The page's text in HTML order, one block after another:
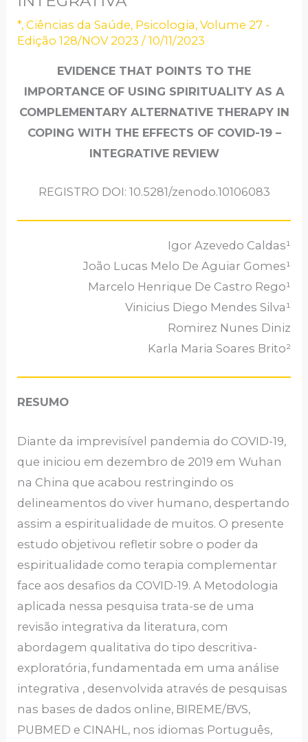
*,Ciências da Saúde, Psicologia,Volume 27 -
Edição 128/NOV 2023 /10/11/2023
EVIDENCE THAT POINTS TO THE
IMPORTANCE OF USING SPIRITUALITY AS A
COMPLEMENTARY ALTERNATIVE THERAPY IN
COPING WITH THE EFFECTS OF COVID-19 –
INTEGRATIVE REVIEW
REGISTRO DOI: 10.5281/zenodo.10106083
Igor Azevedo Caldas¹
João Lucas Melo De Aguiar Gomes¹
Marcelo Henrique De Castro Rego¹
Vinicius Diego Mendes Silva¹
Romirez Nunes Diniz
Karla Maria Soares Brito²
RESUMO
Diante da imprevisível pandemia do COVID-19,
que iniciou em dezembro de 2019 em Wuhan
na China que acabou restringindo os
delineamentos do viver humano, despertando
assim a espiritualidade de muitos. O presente
estudo objetivou refletir sobre o poder da
espiritualidade como terapia complementar
face aos desafios da COVID-19. A Metodologia
aplicada nessa pesquisa trata-se de uma
revisão integrativa da literatura, com
abordagem qualitativa do tipo descritiva-
exploratória, fundamentada em uma análise
integrativa , desenvolvida através de pesquisas
nas bases de dados online, BIREME/BVS,
PUBMED e CINAHL, nos idiomas Português,